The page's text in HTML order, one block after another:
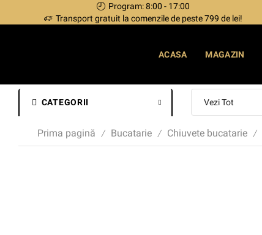
Program: 8:00 - 17:00
Transport gratuit la comenzile de peste 799 de lei!
ACASA MAGAZIN
CATEGORII
Prima pagină / Bucatarie / Chiuvete bucatarie /